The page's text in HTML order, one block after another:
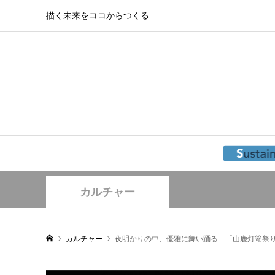
描く未来をココからつくる
カルチャー
カルチャー 夜明かりの中、優雅に舞い踊る 「山鹿灯篭祭